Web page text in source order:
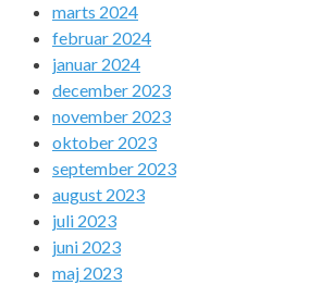
marts 2024
februar 2024
januar 2024
december 2023
november 2023
oktober 2023
september 2023
august 2023
juli 2023
juni 2023
maj 2023